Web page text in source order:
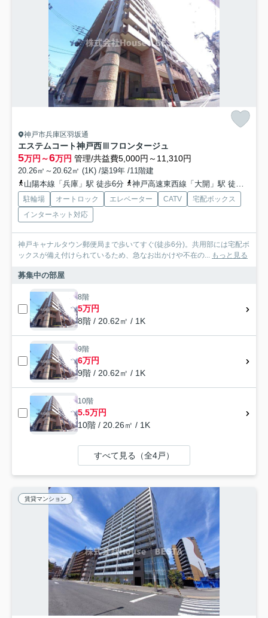
神戸市兵庫区羽坂通
エステムコート神戸西Ⅲフロンタージュ
5万円～6万円 管理/共益費5,000円～11,310円
20.26㎡～20.62㎡ (1K) /築19年 /11階建
山陽本線「兵庫」駅 徒歩6分
神戸高速東西線「大開」駅 徒歩7分
駐輪場 オートロック エレベーター CATV
宅配ボックス
インターネット対応
神戸キャナルタウン郵便局まで歩いてすぐ(徒歩6分)。共用部には宅配ボ
ックスが備え付けられているため、急なお出かけや不在の... もっと見る
募集中の部屋
8階
5万円
8階 / 20.62㎡ / 1K
9階
6万円
9階 / 20.62㎡ / 1K
10階
5.5万円
10階 / 20.26㎡ / 1K
すべて見る（全4戸）
賃貸マンション